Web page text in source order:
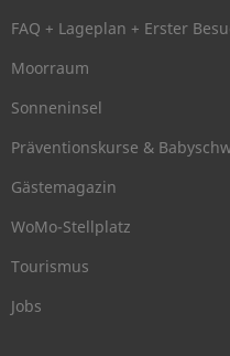
FAQ + Lageplan + Erster
Moorraum
Sonneninsel
Präventionskurse &
Gästemagazin
WoMo-Stellplatz
Tourismus
Jobs